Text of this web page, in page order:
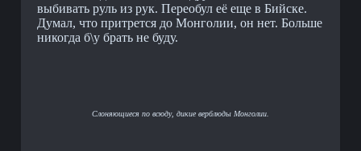
выбивать руль из рук. Переобул её еще в Бийске.
Думал, что притрется до Монголии, он нет. Больше
никогда б\у брать не буду.
Слоняющиеся по всюду, дикие верблюды Монголии.